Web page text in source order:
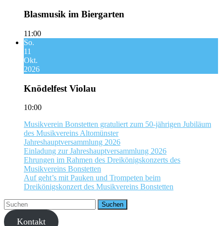
Blasmusik im Biergarten
11:00
So.
11
Okt.
2026
Knödelfest Violau
10:00
Musikverein Bonstetten gratuliert zum 50-jährigen Jubiläum
des Musikvereins Altomünster
Jahreshauptversammlung 2026
Einladung zur Jahreshauptversammlung 2026
Ehrungen im Rahmen des Dreikönigskonzerts des
Musikvereins Bonstetten
Auf geht’s mit Pauken und Trompeten beim
Dreikönigskonzert des Musikvereins Bonstetten
Kontakt